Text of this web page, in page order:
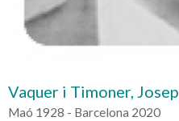
Vaquer i Timoner, Josep
Maó 1928 - Barcelona 2020